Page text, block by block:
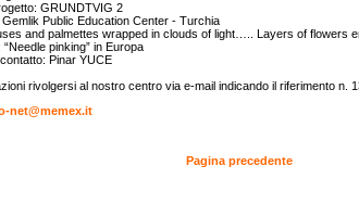
GRUNDTVIG 2
Public Education Center - Turchia
and palmettes wrapped in clouds of light….. Layers of flowers
pinking” in Europa
Pinar YUCE
rivolgersi al nostro centro via e-mail indicando il riferimento n.
net@memex.it
Pagina precedente